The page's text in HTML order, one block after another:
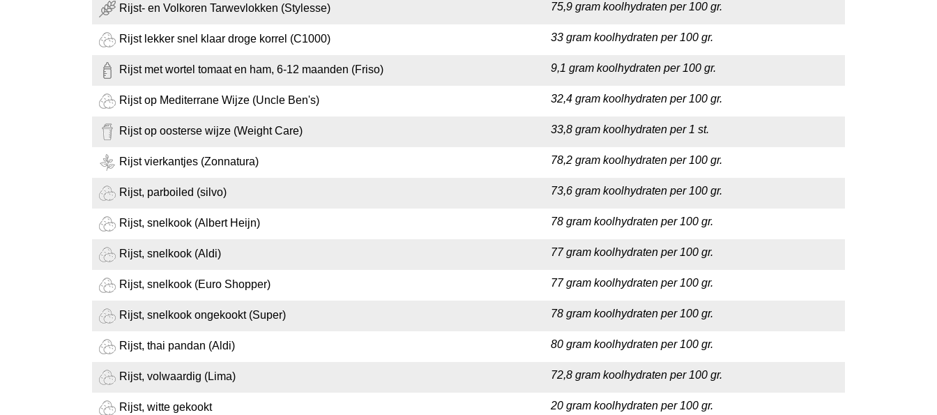
Rijst- en Volkoren Tarwevlokken (Stylesse) 75,9 gram koolhydraten per 100 gr.
Rijst lekker snel klaar droge korrel (C1000) 33 gram koolhydraten per 100 gr.
Rijst met wortel tomaat en ham, 6-12 maanden (Friso) 9,1 gram koolhydraten per 100 gr.
Rijst op Mediterrane Wijze (Uncle Ben's) 32,4 gram koolhydraten per 100 gr.
Rijst op oosterse wijze (Weight Care) 33,8 gram koolhydraten per 1 st.
Rijst vierkantjes (Zonnatura) 78,2 gram koolhydraten per 100 gr.
Rijst, parboiled (silvo) 73,6 gram koolhydraten per 100 gr.
Rijst, snelkook (Albert Heijn) 78 gram koolhydraten per 100 gr.
Rijst, snelkook (Aldi) 77 gram koolhydraten per 100 gr.
Rijst, snelkook (Euro Shopper) 77 gram koolhydraten per 100 gr.
Rijst, snelkook ongekookt (Super) 78 gram koolhydraten per 100 gr.
Rijst, thai pandan (Aldi) 80 gram koolhydraten per 100 gr.
Rijst, volwaardig (Lima) 72,8 gram koolhydraten per 100 gr.
Rijst, witte gekookt 20 gram koolhydraten per 100 gr.